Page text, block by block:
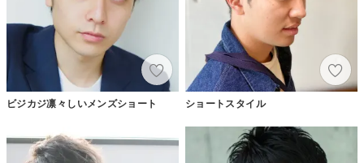
ビジカジ凛々しいメンズショート ショートスタイル